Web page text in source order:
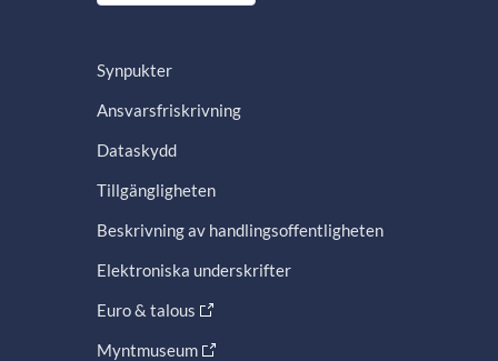
Synpukter
Ansvarsfriskrivning
Dataskydd
Tillgängligheten
Beskrivning av handlingsoffentligheten
Elektroniska underskrifter
Euro & talous
Myntmuseum